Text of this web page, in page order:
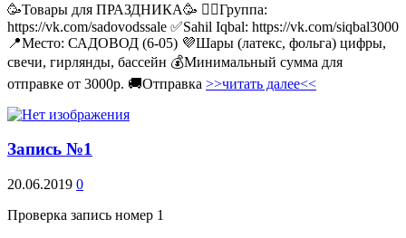
🥳Товары для ПРАЗДНИКА🥳 👉🏻Группа:
https://vk.com/sadovodssale ✅Sahil Iqbal: https://vk.com/siqbal3000
📍Место: САДОВОД (6-05) 💜Шары (латекс, фольга) цифры,
свечи, гирлянды, бассейн 💰Минимальный сумма для
отправке от 3000р. 🚚Отправка >>читать далее<<
Запись №1
20.06.2019 0
Проверка запись номер 1